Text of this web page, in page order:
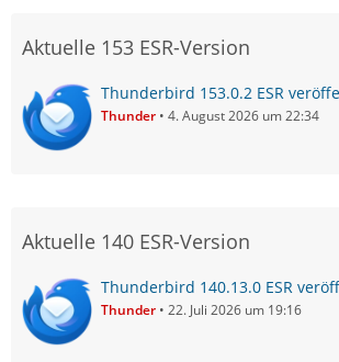
Aktuelle 153 ESR-Version
Thunderbird 153.0.2 ESR
Thunder 4. August 2026 um 22:34
Aktuelle 140 ESR-Version
Thunderbird 140.13.0 ESR
Thunder 22. Juli 2026 um 19:16